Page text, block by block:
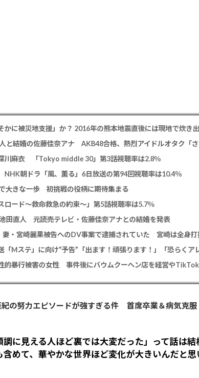
川麻衣 「Tokyo middle 30」第3話視聴率は2.8％
朝ドラ「風、薫る」6日放送の第94回視聴率は10.4％
大きな一歩 初挑戦の役柄に期待集まる
ード～救命救急の約束～」第5話視聴率は5.7％
池田直人 元読売テレビ・佐藤佳奈アナとの結婚を発表
Mステ」に向け“予告”「出ます！頑張ります！」「恐らくア
紀の努力エピソードが強すぎる件 首席卒業＆病気克服
調に見える人ほど裏では大変だった」って話は
めて、華やかな世界ほど変化が大きいんだと思